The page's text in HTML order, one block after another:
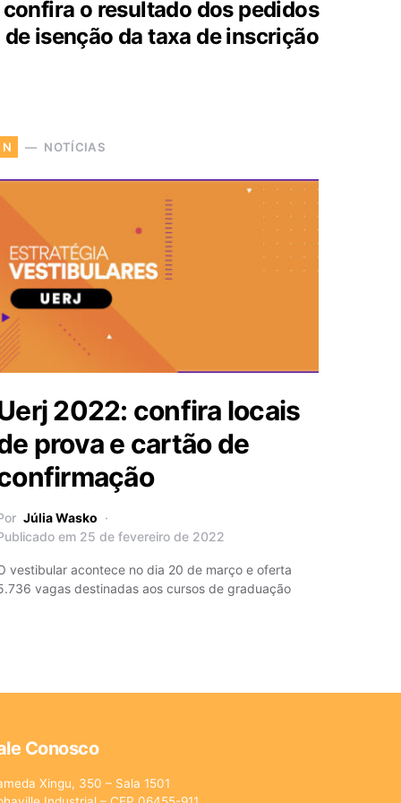
o resultado dos pedidos
de isenção da taxa de inscrição
N NOTÍCIAS
2022: confira locais
prova e cartão de
Júlia Wasko
em 25 de fevereiro de 2022
vestibular acontece no dia 20 de março e oferta
vagas destinadas aos cursos de graduação
Conosco
Xingu, 350 – Sala 1501